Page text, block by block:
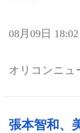
08月09日 18:02
オリコンニュ
張本智和、